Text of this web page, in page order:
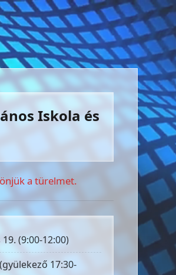
Iskola és
a türelmet.
(9:00-12:00)
17:30-